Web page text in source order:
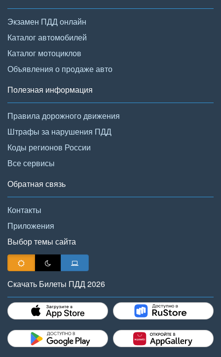
Экзамен ПДД онлайн
Каталог автомобилей
Каталог мотоциклов
Объявления о продаже авто
Полезная информация
Правила дорожного движения
Штрафы за нарушения ПДД
Коды регионов России
Все сервисы
Обратная связь
Контакты
Приложения
Выбор темы сайта
Скачать Билеты ПДД 2026